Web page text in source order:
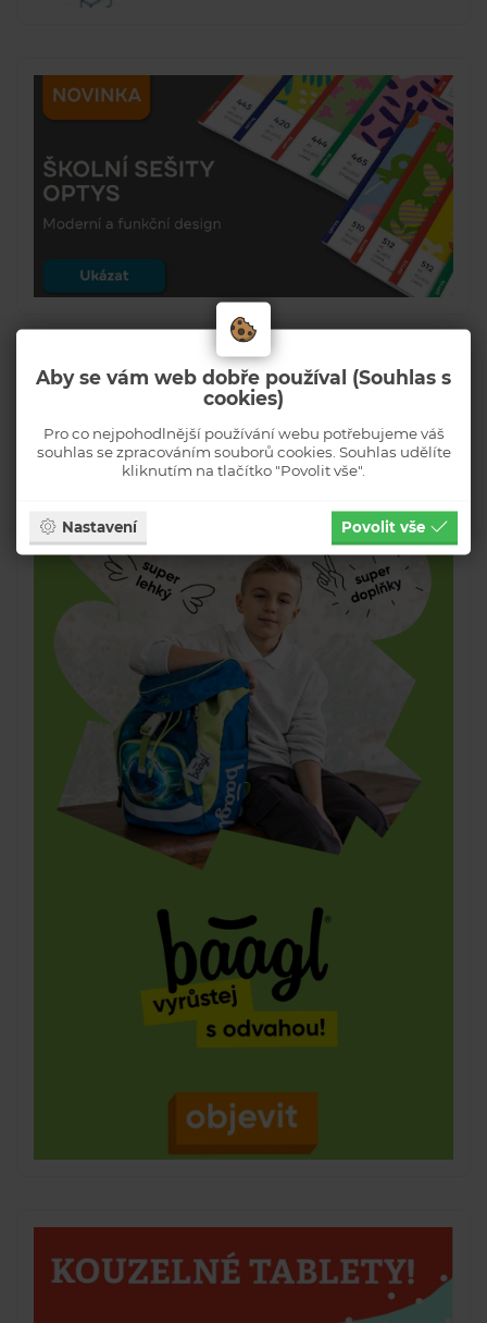
Aby se vám web dobře používal (Souhlas s
cookies)
Pro co nejpohodlnější používání webu potřebujeme váš
souhlas se zpracováním souborů cookies. Souhlas udělíte
kliknutím na tlačítko "Povolit vše".
Nastavení Povolit vše